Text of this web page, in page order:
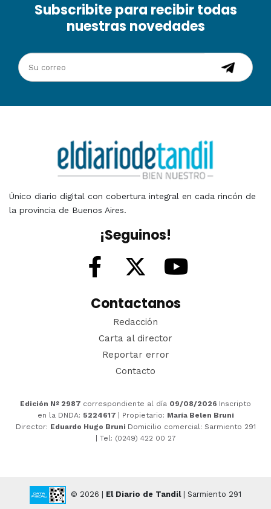
Subscribite para recibir todas
nuestras novedades
Único diario digital con cobertura integral en cada rincón de
la provincia de Buenos Aires.
¡Seguinos!
Contactanos
Redacción
Carta al director
Reportar error
Contacto
Edición Nº 2987 correspondiente al día 09/08/2026 Inscripto
en la DNDA: 5224617 | Propietario: María Belen Bruni
Director: Eduardo Hugo Bruni Domicilio comercial: Sarmiento 291
| Tel: (0249) 422 00 27
© 2026 | El Diario de Tandil| Sarmiento 291